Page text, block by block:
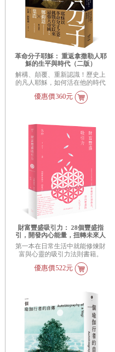
革命分子耶穌： 重返拿撒勒人耶
穌的生平與時代（二版）
解構、顛覆、重新認識！歷史上
的凡人耶穌，如何活在他的時代
優惠價360元
財富豐盛吸引力： 28個豐盛指
引，開發內心能量，扭轉未來人
生
第一本在日常生活中就能修煉財
富與心靈的吸引力法則書籍。
優惠價522元